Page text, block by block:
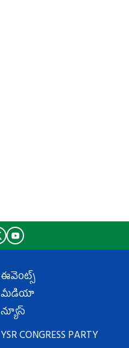
ఈవెంట్స్
మీడియా
న్యూస్
YSR CONGRESS PARTY